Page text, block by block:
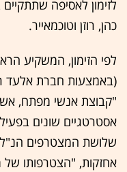
כהן, רוזן וטוכמאייר.
לפי הזימון, המשקיע
(באמצעות חברת אלעד
"קבוצת אנשי מפתח,
אסטרטגיים שונים
שלושת המצטרפים הנ"ל.
אחזקות, "הצטרפותו של